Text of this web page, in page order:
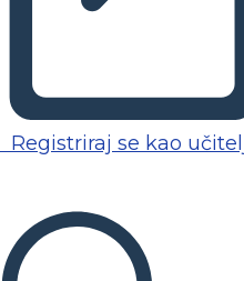
Registriraj se kao